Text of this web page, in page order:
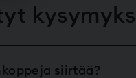
siirtää?